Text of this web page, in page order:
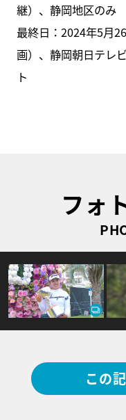
継）、静岡地区のみ
最終日：2024年5月
画）、静岡朝日テレ
ト
フォ
この